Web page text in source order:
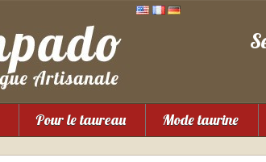
Pour le taureau Mode taurine